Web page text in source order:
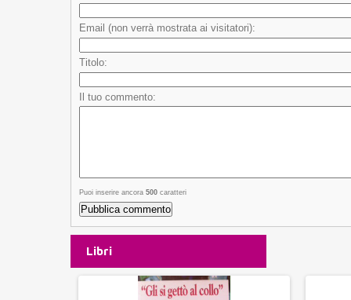
Email (non verrà mostrata ai visitatori):
Titolo:
Il tuo commento:
Puoi inserire ancora 500 caratteri
Libri